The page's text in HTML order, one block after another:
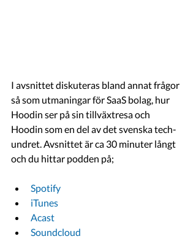
I avsnittet diskuteras bland annat frågor
så som utmaningar för SaaS bolag, hur
Hoodin ser på sin tillväxtresa och
Hoodin som en del av det svenska tech-
undret. Avsnittet är ca 30 minuter långt
och du hittar podden på;
Spotify
iTunes
Acast
Soundcloud